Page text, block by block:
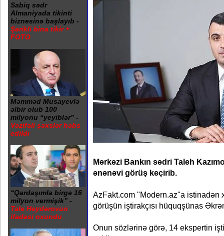
Sabiq sədr
Almaniyada tikinti
biznesinə başlayıb -
Şərikli bina tikir +
FOTO
Məmməd Musayevlə
əlbir olub 100
milyonu “yeyiblər” -
Vəzifəli şəxslər həbs
edildi
“Qardaşımla birgə 16
milyon vermişik” -
Tale Heydərovun
ifadəsi oxundu
Mərkəzi Bankın sədri Taleh
ənənəvi görüş keçirib.
AzFakt.com "Modern.az"a istinadən
görüşün iştirakçısı hüquqşünas
Onun sözlərinə görə, 14 ekspertin